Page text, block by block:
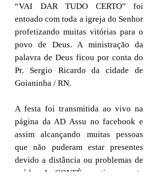
“VAI DAR TUDO CERTO” foi
entoado com toda a igreja do Senhor
profetizando muitas vitórias para o
povo de Deus. A ministração da
palavra de Deus ficou por conta do
Pr. Sergio Ricardo da cidade de
Goianinha / RN.
A festa foi transmitida ao vivo na
página da AD Assu no facebook e
assim alcançando muitas pessoas
que não puderam estar presentes
devido a distância ou problemas de
saúde. A CONFÉ continua nesta